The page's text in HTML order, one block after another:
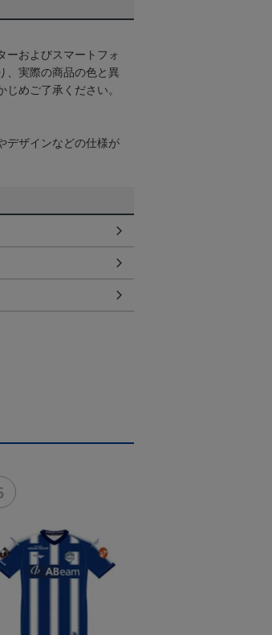
ーおよびスマートフォ
、実際の商品の色と異
めご了承ください。
デザインなどの仕様が